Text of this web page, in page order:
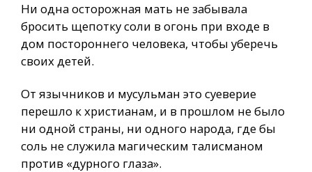
Ни одна осторожная мать не забывала
бросить щепотку соли в огонь при входе в
дом постороннего человека, чтобы уберечь
своих детей.
От язычников и мусульман это суеверие
перешло к христианам, и в прошлом не было
ни одной страны, ни одного народа, где бы
соль не служила магическим талисманом
против «дурного глаза».